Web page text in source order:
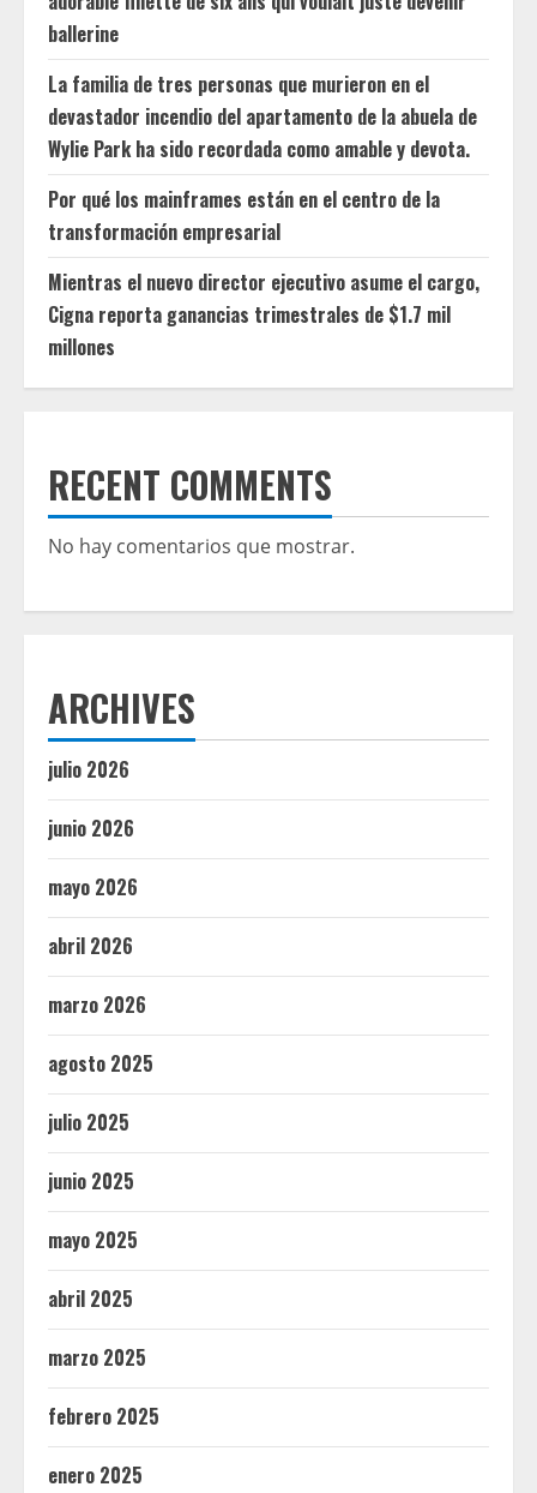
ballerine
La familia de tres personas que murieron en el
devastador incendio del apartamento de la abuela de
Wylie Park ha sido recordada como amable y devota.
Por qué los mainframes están en el centro de la
transformación empresarial
Mientras el nuevo director ejecutivo asume el cargo,
Cigna reporta ganancias trimestrales de $1.7 mil
millones
RECENT COMMENTS
No hay comentarios que mostrar.
ARCHIVES
julio 2026
junio 2026
mayo 2026
abril 2026
marzo 2026
agosto 2025
julio 2025
junio 2025
mayo 2025
abril 2025
marzo 2025
febrero 2025
enero 2025